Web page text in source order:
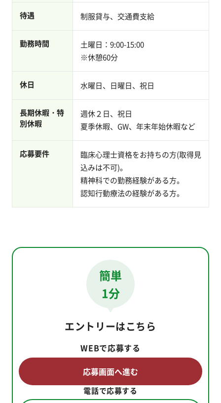
待遇 制服貸与、交通費支給
勤務時間
土曜日：9:00-15:00
※休憩60分
休日 水曜日、日曜日、祝日
長期休暇・特
別休暇
週休２日、祝日
夏季休暇、GW、年末年始休暇など
応募要件
臨床心理士資格をお持ちの方(取得見
込みは不可)。
精神科での勤務経験がある方。
認知行動療法の経験がある方。
エントリーはこちら
簡単
1分
WEBで応募する
応募画面へ進む
電話で応募する